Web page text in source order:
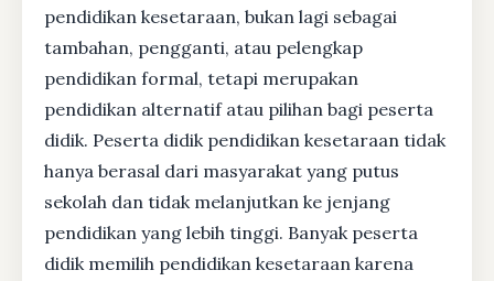
pendidikan kesetaraan, bukan lagi sebagai
tambahan, pengganti, atau pelengkap
pendidikan formal, tetapi merupakan
pendidikan alternatif atau pilihan bagi peserta
didik. Peserta didik pendidikan kesetaraan tidak
hanya berasal dari masyarakat yang putus
sekolah dan tidak melanjutkan ke jenjang
pendidikan yang lebih tinggi. Banyak peserta
didik memilih pendidikan kesetaraan karena